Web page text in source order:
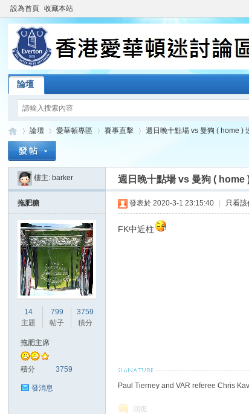
設為首頁 收藏本站
論壇
»
論壇
›
愛華頓專區 賽事直擊
›
週日晚十點場 vs 曼狗 ( home )
樓主: barker 週日晚十點場 vs 曼狗 ( home
拖肥糖
14
主題
799
帖子
3759
積分
拖肥主席
積分 3759
發消息
發表於 2020-3-1 23:15:40 只看該
FK中近柱
Paul Tierney and VAR referee Chris
回復